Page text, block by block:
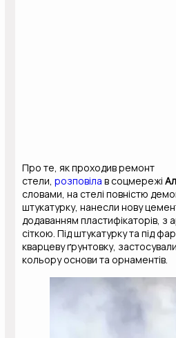
Про те, як проходив ремонт
стели,розповіла в соцмережі
словами, на стелі повністю
штукатурку, нанесли нову
додаванням пластифікаторів,
сіткою. Під штукатурку та під
кварцеву ґрунтовку,
кольору основи та орнаментів.